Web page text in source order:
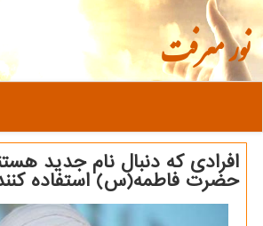
نور معرفت
افرادی که دنبال نام جدید
حضرت فاطمه(س) استفاده